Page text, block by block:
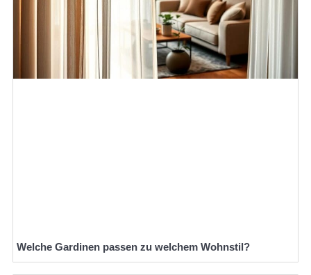
Welche Gardinen passen zu welchem Wohnstil?